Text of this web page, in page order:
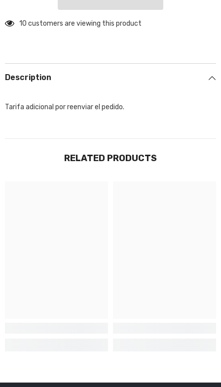
10 customers are viewing this product
Description
Tarifa adicional por reenviar el pedido.
RELATED PRODUCTS